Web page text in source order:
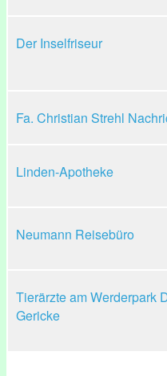
Der Inselfriseur
Fa. Christian Strehl
Linden-Apotheke
Neumann Reisebüro
Tierärzte am Werderpark
Gericke